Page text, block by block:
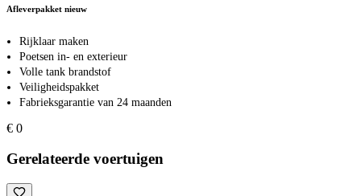
Afleverpakket nieuw
Rijklaar maken
Poetsen in- en exterieur
Volle tank brandstof
Veiligheidspakket
Fabrieksgarantie van 24 maanden
€ 0
Gerelateerde voertuigen